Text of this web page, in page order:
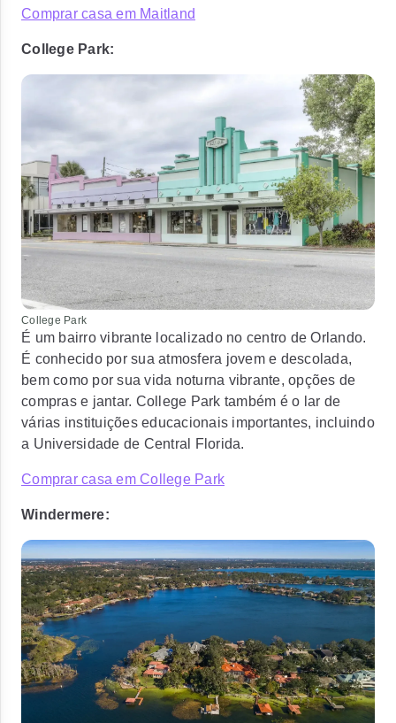
Comprar casa em Maitland
College Park:
College Park
É um bairro vibrante localizado no centro de Orlando.
É conhecido por sua atmosfera jovem e descolada,
bem como por sua vida noturna vibrante, opções de
compras e jantar. College Park também é o lar de
várias instituições educacionais importantes, incluindo
a Universidade de Central Florida.
Comprar casa em College Park
Windermere: